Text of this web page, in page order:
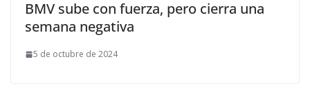
BMV sube con fuerza, pero cierra una
semana negativa
5 de octubre de 2024